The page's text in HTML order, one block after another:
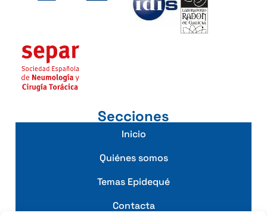
Secciones
Inicio
Quiénes somos
Temas Epidequé
Contacta